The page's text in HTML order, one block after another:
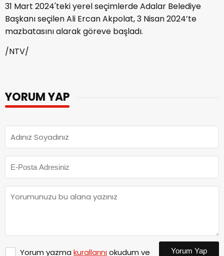
31 Mart 2024'teki yerel seçimlerde Adalar Belediye
Başkanı seçilen Ali Ercan Akpolat, 3 Nisan 2024’te
mazbatasını alarak göreve başladı.
/NTV/
YORUM YAP
Yorum yazma kurallarınıokudum ve
Yorum Yap